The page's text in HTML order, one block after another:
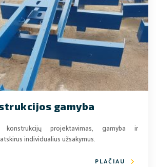
gamyba
projektavimas, gamyba ir
individualius užsakymus.
PLAČIAU